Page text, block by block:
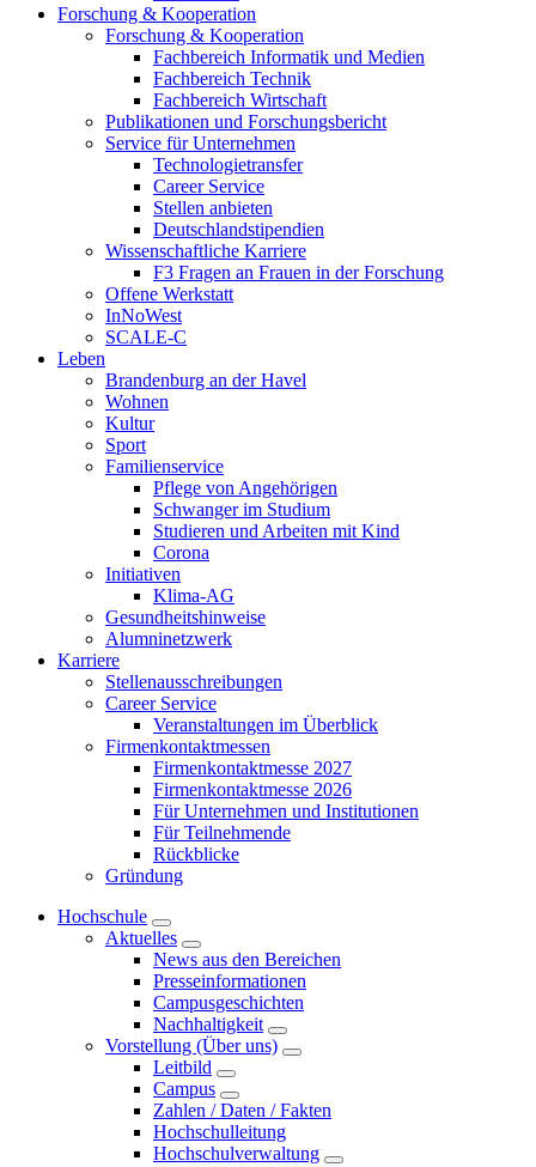
Forschung & Kooperation
Forschung & Kooperation
Fachbereich Informatik und Medien
Fachbereich Technik
Fachbereich Wirtschaft
Publikationen und Forschungsbericht
Service für Unternehmen
Technologietransfer
Career Service
Stellen anbieten
Deutschlandstipendien
Wissenschaftliche Karriere
F3 Fragen an Frauen in der Forschung
Offene Werkstatt
InNoWest
SCALE-C
Leben
Brandenburg an der Havel
Wohnen
Kultur
Sport
Familienservice
Pflege von Angehörigen
Schwanger im Studium
Studieren und Arbeiten mit Kind
Corona
Initiativen
Klima-AG
Gesundheitshinweise
Alumninetzwerk
Karriere
Stellenausschreibungen
Career Service
Veranstaltungen im Überblick
Firmenkontaktmessen
Firmenkontaktmesse 2027
Firmenkontaktmesse 2026
Für Unternehmen und Institutionen
Für Teilnehmende
Rückblicke
Gründung
Hochschule
Aktuelles
News aus den Bereichen
Presseinformationen
Campusgeschichten
Nachhaltigkeit
Vorstellung (Über uns)
Leitbild
Campus
Zahlen / Daten / Fakten
Hochschulleitung
Hochschulverwaltung